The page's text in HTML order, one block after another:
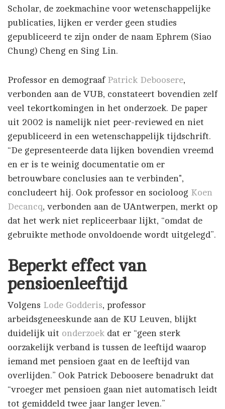
Scholar, de zoekmachine voor wetenschappelijke
publicaties, lijken er verder geen studies
gepubliceerd te zijn onder de naam Ephrem (Siao
Chung) Cheng en Sing Lin.
Professor en demograaf Patrick Deboosere,
verbonden aan de VUB, constateert bovendien zelf
veel tekortkomingen in het onderzoek. De paper
uit 2002 is namelijk niet peer-reviewed en niet
gepubliceerd in een wetenschappelijk tijdschrift.
“De gepresenteerde data lijken bovendien vreemd
en er is te weinig documentatie om er
betrouwbare conclusies aan te verbinden",
concludeert hij. Ook professor en socioloog Koen
Decancq, verbonden aan de UAntwerpen, merkt op
dat het werk niet repliceerbaar lijkt, “omdat de
gebruikte methode onvoldoende wordt uitgelegd”.
Beperkt effect van
pensioenleeftijd
Volgens Lode Godderis, professor
arbeidsgeneeskunde aan de KU Leuven, blijkt
duidelijk uit onderzoek dat er “geen sterk
oorzakelijk verband is tussen de leeftijd waarop
iemand met pensioen gaat en de leeftijd van
overlijden.” Ook Patrick Deboosere benadrukt dat
“vroeger met pensioen gaan niet automatisch leidt
tot gemiddeld twee jaar langer leven.”